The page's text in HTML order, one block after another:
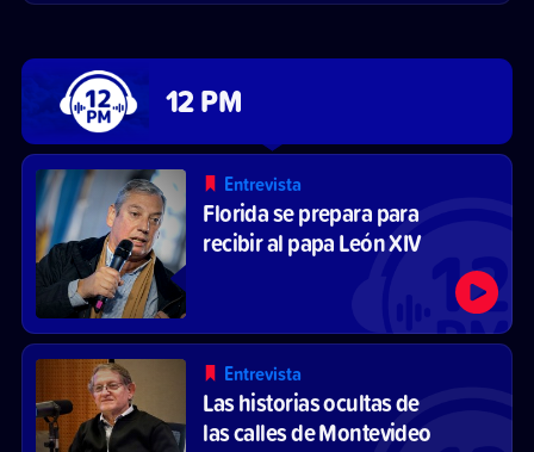
12 PM
Entrevista
Florida se prepara para
recibir al papa León XIV
Entrevista
Las historias ocultas de
las calles de Montevideo